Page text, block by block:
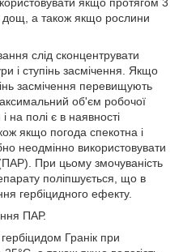
якщо протягом 3
дощ, а також якщо рослини
слід сконцентрувати
і ступінь засмічення. Якщо
засмічення перевищують
об'єм робочої
на полі є в наявності
якщо погода спекотна і
неодмінно використовувати
При цьому змочуваність
поліпшується, що в
гербіцидного ефекту.
ПАР.
Гранік при